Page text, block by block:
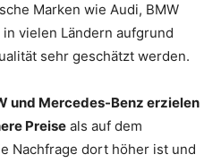
Marken wie Audi, BMW
vielen Ländern aufgrund
sehr geschätzt werden.
und Mercedes-Benz erzielen
Preise als auf dem
Nachfrage dort höher ist und